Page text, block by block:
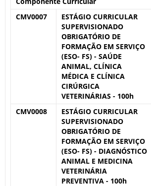
CMV0007
ESTÁGIO CURRICULAR
SUPERVISIONADO
OBRIGATÓRIO DE
FORMAÇÃO EM SERVIÇO
(ESO- FS) - SAÚDE
ANIMAL, CLÍNICA
MÉDICA E CLÍNICA
CIRÚRGICA
VETERINÁRIAS - 100h
CMV0008
ESTÁGIO CURRICULAR
SUPERVISIONADO
OBRIGATÓRIO DE
FORMAÇÃO EM SERVIÇO
(ESO- FS) - DIAGNÓSTICO
ANIMAL E MEDICINA
VETERINÁRIA
PREVENTIVA - 100h